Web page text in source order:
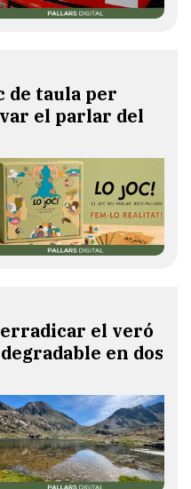
de taula per
el parlar del
el veró
en dos